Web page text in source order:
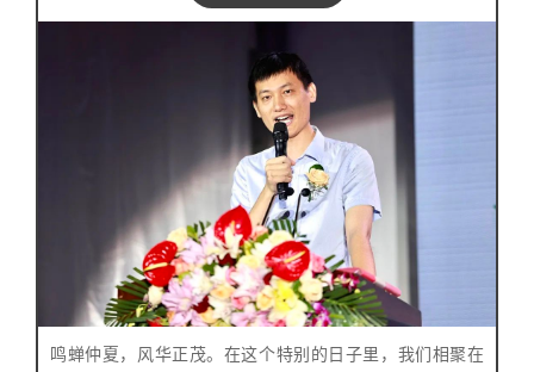
鸣蝉仲夏，风华正茂。在这个特别的日子里，我们相聚在